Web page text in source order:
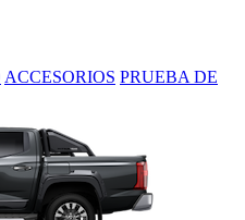
ACCESORIOS PRUEBA DE